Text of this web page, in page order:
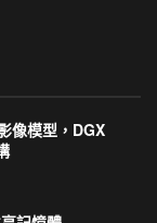
像模型，DGX